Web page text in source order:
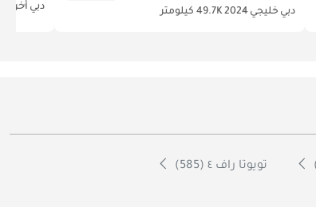
دبي خليجي 202449.7K كيلومتر دبي أخرى
تويوتا راف ٤ (585)